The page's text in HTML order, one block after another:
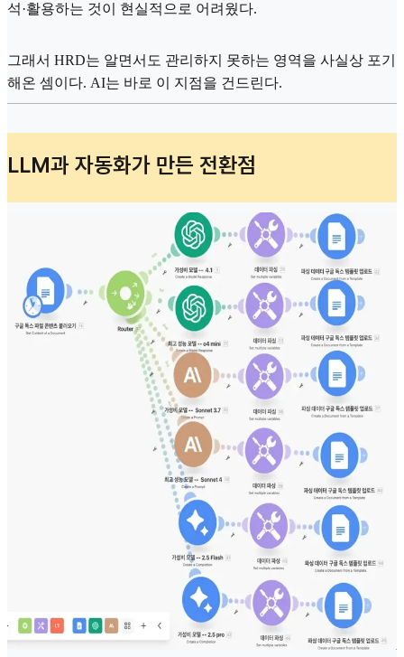
석·활용하는 것이 현실적으로 어려웠다.
그래서 HRD는 알면서도 관리하지 못하는 영역을 사실상 포기
해온 셈이다. AI는 바로 이 지점을 건드린다.
LLM과 자동화가 만든 전환점